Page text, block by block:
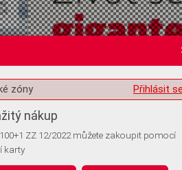
volitelných informací
Přihlásit
zóny
nákup
ZZ 12/2022 můžete zakoupit pomocí
karty